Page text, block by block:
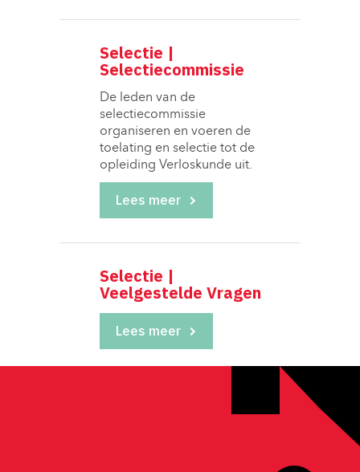
Selectie |
Selectiecommissie
De leden van de
selectiecommissie
organiseren en voeren de
toelating en selectie tot de
opleiding Verloskunde uit.
Lees meer
Selectie |
Veelgestelde Vragen
Lees meer